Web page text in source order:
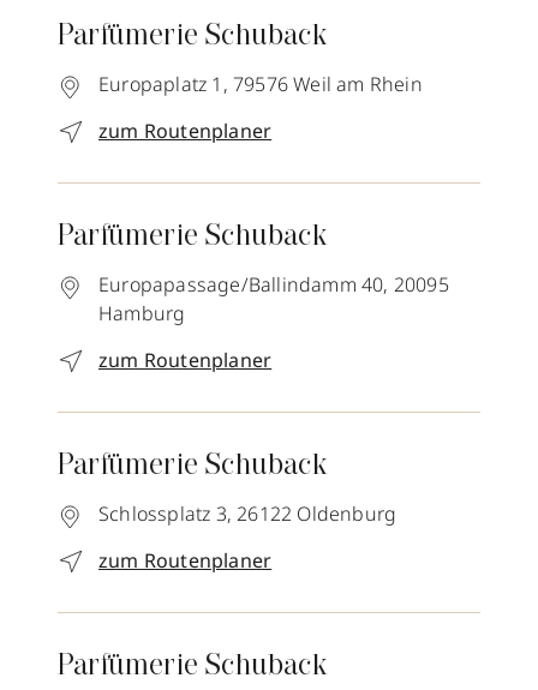
Parfümerie Schuback
Europaplatz 1, 79576Weil am Rhein
zum Routenplaner
Parfümerie Schuback
Europapassage/Ballindamm 40, 20095
Hamburg
zum Routenplaner
Parfümerie Schuback
Schlossplatz 3, 26122 Oldenburg
zum Routenplaner
Parfümerie Schuback